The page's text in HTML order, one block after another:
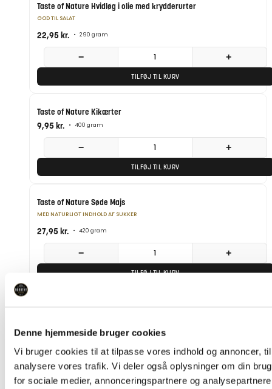
Denne hjemmeside bruger cookies
Vi bruger cookies til at tilpasse vores indhold og annoncer,
analysere vores trafik. Vi deler også oplysninger om din
for sociale medier, annonceringspartnere og
Taste of Nature Hvidløg i olie med krydderurter
GOD TIL SALAT
22,95kr. • 290 gram
− +
TILFØJ TIL KURV
Taste of Nature Kikærter
9,95kr. • 400 gram
− +
TILFØJ TIL KURV
Taste of Nature Søde Majs
MED NATURLIGT INDHOLD AF SUKKER
27,95kr. • 420 gram
− +
TILFØJ TIL KURV
24,95kr. • 1000 ml
− +
TILFØJ TIL KURV